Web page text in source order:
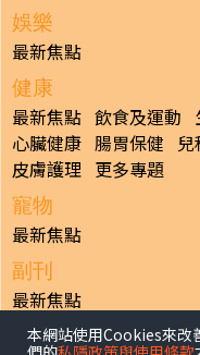
娛樂
最新焦點
健康
最新焦點 飲食及運動
心臟健康 腸胃保健
皮膚護理 更多專題
寵物
最新焦點
副刊
最新焦點
日報
本網站使用Cookies來改